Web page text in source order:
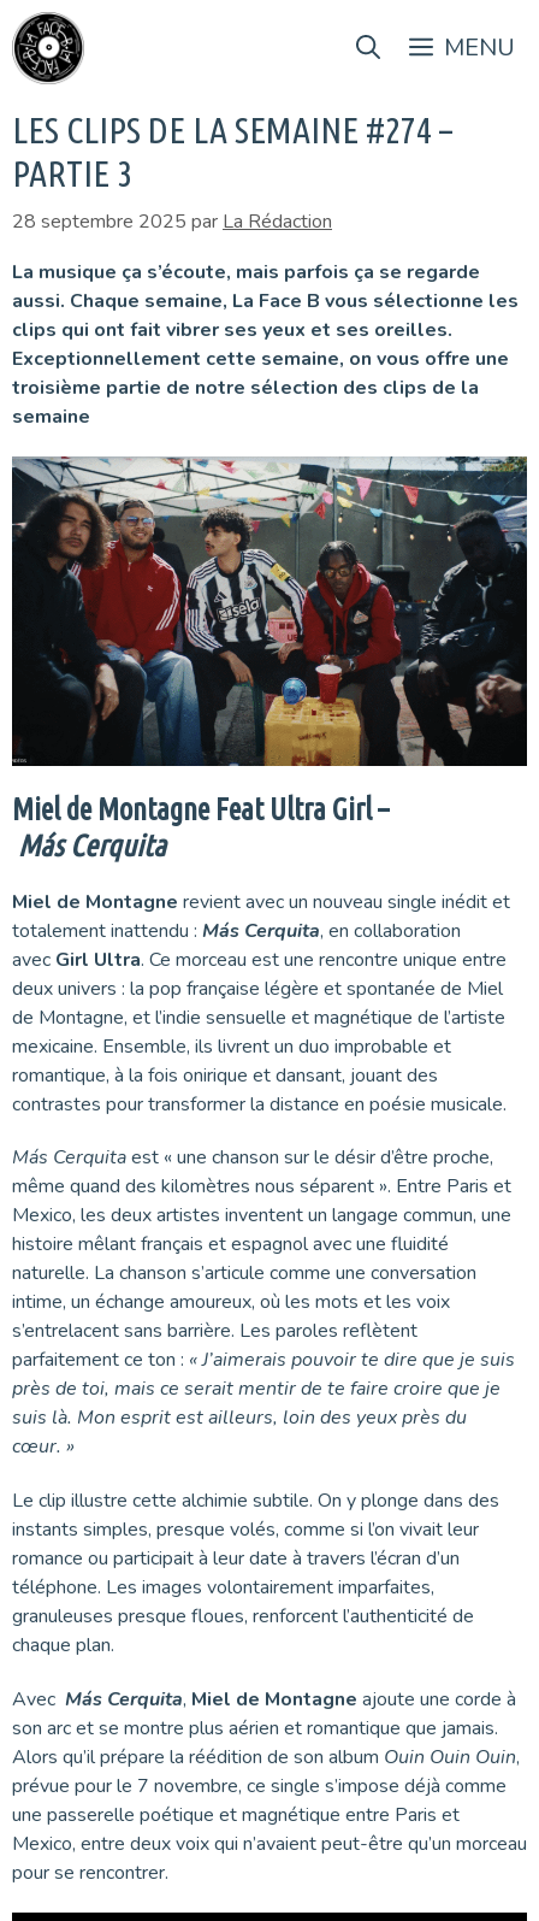
Aller
au
contenu
MENU
LES CLIPS DE LA SEMAINE #274 –
PARTIE 3
28 septembre 2025 par La Rédaction
La musique ça s’écoute, mais parfois ça se regarde
aussi. Chaque semaine, La Face B vous sélectionne les
clips qui ont fait vibrer ses yeux et ses oreilles.
Exceptionnellement cette semaine, on vous offre une
troisième partie de notre sélection des clips de la
semaine
Miel de Montagne Feat Ultra Girl –
Más Cerquita
Miel de Montagne revient avec un nouveau single inédit et
totalement inattendu : Más Cerquita, en collaboration
avec Girl Ultra. Ce morceau est une rencontre unique entre
deux univers : la pop française légère et spontanée de Miel
de Montagne, et l’indie sensuelle et magnétique de l’artiste
mexicaine. Ensemble, ils livrent un duo improbable et
romantique, à la fois onirique et dansant, jouant des
contrastes pour transformer la distance en poésie musicale.
Más Cerquitaest « une chanson sur le désir d’être proche,
même quand des kilomètres nous séparent ». Entre Paris et
Mexico, les deux artistes inventent un langage commun, une
histoire mêlant français et espagnol avec une fluidité
naturelle. La chanson s’articule comme une conversation
intime, un échange amoureux, où les mots et les voix
s’entrelacent sans barrière. Les paroles reflètent
parfaitement ce ton : « J’aimerais pouvoir te dire que je suis
près de toi, mais ce serait mentir de te faire croire que je
suis là. Mon esprit est ailleurs, loin des yeux près du
cœur. »
Le clip illustre cette alchimie subtile. On y plonge dans des
instants simples, presque volés, comme si l’on vivait leur
romance ou participait à leur date à travers l’écran d’un
téléphone. Les images volontairement imparfaites,
granuleuses presque floues, renforcent l’authenticité de
chaque plan.
Avec Más Cerquita, Miel de Montagne ajoute une corde à
son arc et se montre plus aérien et romantique que jamais.
Alors qu’il prépare la réédition de son album Ouin Ouin Ouin,
prévue pour le 7 novembre, ce single s’impose déjà comme
une passerelle poétique et magnétique entre Paris et
Mexico, entre deux voix qui n’avaient peut-être qu’un morceau
pour se rencontrer.